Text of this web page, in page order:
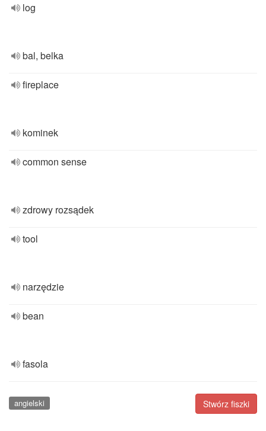
log
bal, belka
fireplace
kominek
common sense
zdrowy rozsądek
tool
narzędzie
bean
fasola
Stwórz fiszki
angielski